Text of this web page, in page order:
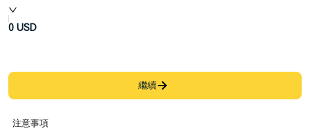
0 USD
繼續
注意事項